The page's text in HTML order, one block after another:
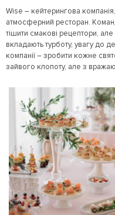
Wise – кейтерингова
атмосферний ресторан.
тішити смакові рецептори,
вкладають турботу, увагу до
компанії – зробити кожне
зайвого клопоту, але з